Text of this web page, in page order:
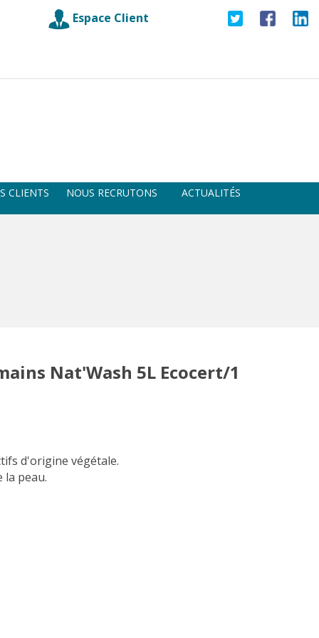
Espace Client
CLIENTS NOUS RECRUTONS ACTUALITÉS
Nat'Wash 5L Ecocert/1
d'origine végétale.
la peau.